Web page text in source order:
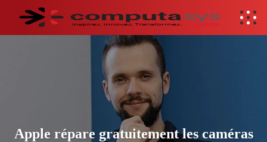
Apple répare gratuitement les caméras